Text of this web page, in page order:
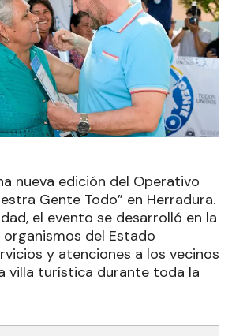
nueva edición del Operativo
Gente Todo” en Herradura.
el evento se desarrolló en la
organismos del Estado
y atenciones a los vecinos
villa turística durante toda la